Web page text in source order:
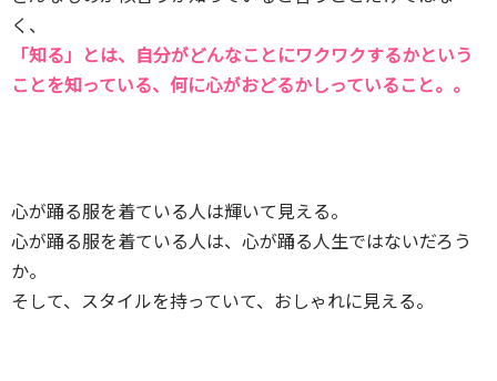
く、
「知る」とは、自分がどんなことにワクワクするかという
ことを知っている、 何に心がおどるかしっていること。。
心が踊る服を着ている人は輝いて見える。
心が踊る服を着ている人は、心が踊る人生ではないだろう
か。
そして、スタイルを持っていて、おしゃれに見える。